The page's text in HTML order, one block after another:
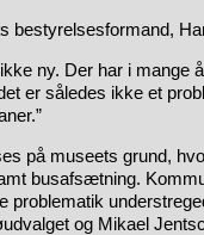
bestyrelsesformand,
ny. Der har i mange
er således ikke et
på museets grund,
busafsætning.
problematik
og Mikael